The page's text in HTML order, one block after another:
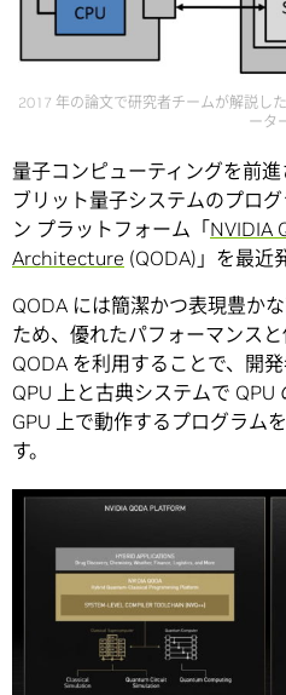
2017 年の論文で研究者チームが解説し
ータ
量子コンピューティングを前
ブリット量子システムのプロ
ン プラットフォーム「NVIDIA
Architecture (QODA)」を最近
QODA には簡潔かつ表現豊か
ため、優れたパフォーマンスと
QODA を利用することで、開
QPU 上と古典システムで QPU
GPU 上で動作するプログラム
す。